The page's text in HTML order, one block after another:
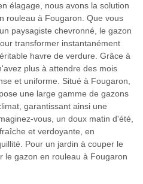
élagage, nous avons la solution
rouleau à Fougaron. Que vous
paysagiste chevronné, le gazon
transformer instantanément
havre de verdure. Grâce à
plus à attendre des mois
et uniforme. Situé à Fougaron,
une large gamme de gazons
garantissant ainsi une
vous, un doux matin d'été,
et verdoyante, en
Pour un jardin à couper le
le gazon en rouleau à Fougaron